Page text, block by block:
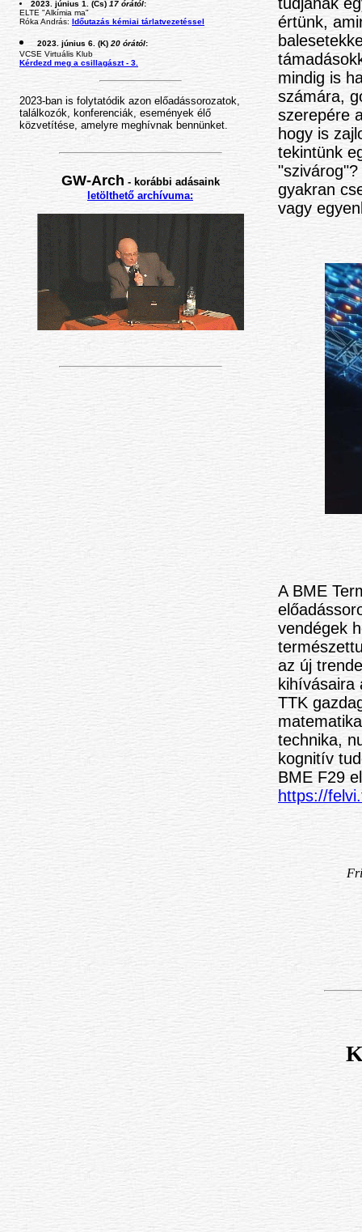
2023. június 1. (Cs) 17 órától:
ELTE "Alkímia ma"
Róka András: Időutazás kémiai tárlatvezetéssel
2023. június 6. (K) 20 órától:
VCSE Virtuális Klub
Kérdezd meg a csillagászt - 3.
2023-ban is folytatódik azon előadássorozatok,
találkozók, konferenciák, események élő
közvetítése, amelyre meghívnak bennünket.
GW-Arch - korábbi adásaink
letölthető archívuma:
értünk,
mindig is
számára,
szerepére
hogy is
tekintünk
gyakran
vagy
A BME
vendégek
az új
kihívásaira
TTK
technika,
kognitív
BME F29
https://